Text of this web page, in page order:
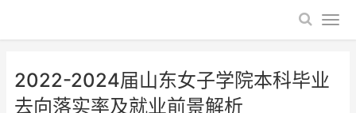
2022-2024届山东女子学院本科毕业
去向落实率及就业前景解析